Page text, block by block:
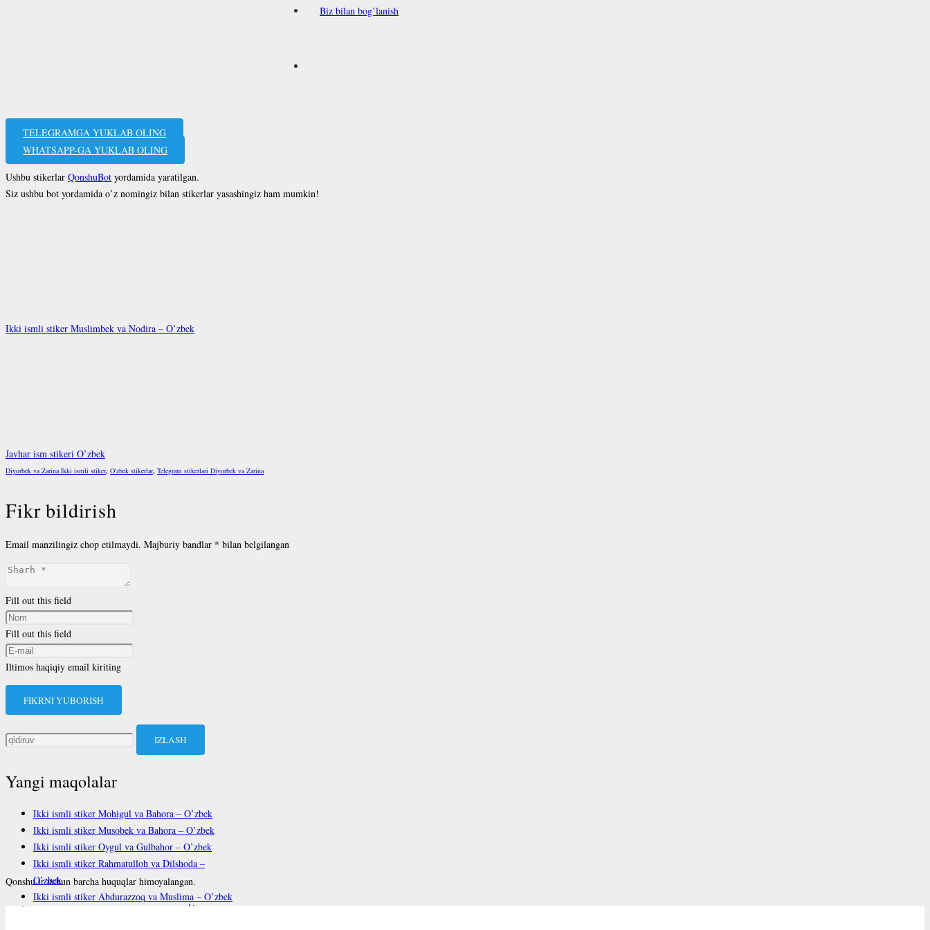
Biz bilan bog’lanish
TELEGRAMGA YUKLAB OLING
WHATSAPP-GA YUKLAB OLING
Ushbu stikerlar QonshuBot yordamida yaratilgan.
Siz ushbu bot yordamida o’z nomingiz bilan stikerlar yasashingiz ham mumkin!
Ikki ismli stiker Muslimbek va Nodira – O’zbek
Javhar ism stikeri O’zbek
Diyorbek va Zarina Ikki ismli stiker, O'zbek stikerlar, Telegram stikerlari Diyorbek va Zarina
Fikr bildirish
Email manzilingiz chop etilmaydi. Majburiy bandlar * bilan belgilangan
Fill out this field
Fill out this field
Iltimos haqiqiy email kiriting
FIKRNI YUBORISH
Qidirshish:
Yangi maqolalar
Ikki ismli stiker Mohigul va Bahora – O’zbek
Ikki ismli stiker Musobek va Bahora – O’zbek
Ikki ismli stiker Oygul va Gulbahor – O’zbek
Ikki ismli stiker Rahmatulloh va Dilshoda –
O’zbek
Ikki ismli stiker Abdurazzoq va Muslima – O’zbek
Qonshu.ir uchun barcha huquqlar himoyalangan.
فارسی